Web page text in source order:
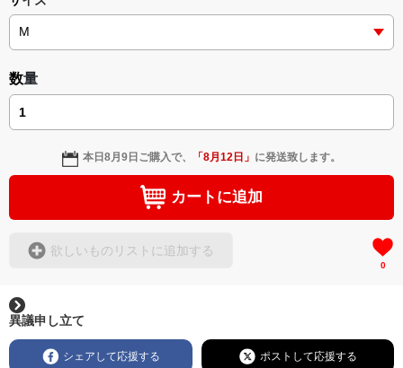
数量
本日8月9日 ご購入で、 「8月12日 」 に発送致します。
カートに追加
欲しいものリストに追加する
0
異議申し立て
シェアして応援する ポストして応援する